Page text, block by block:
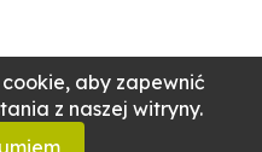
aby zapewnić
z naszej witryny.